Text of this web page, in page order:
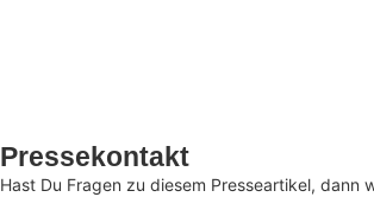
Presse­kontakt
Hast Du Fragen zu diesem Presseartikel, dann